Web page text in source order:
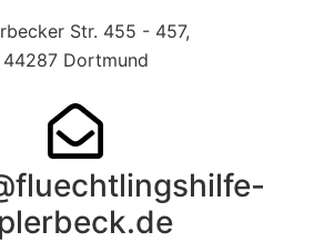
Str. 455 - 457,
44287 Dortmund